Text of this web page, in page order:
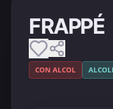
FRAPPÉ
CON ALCOL